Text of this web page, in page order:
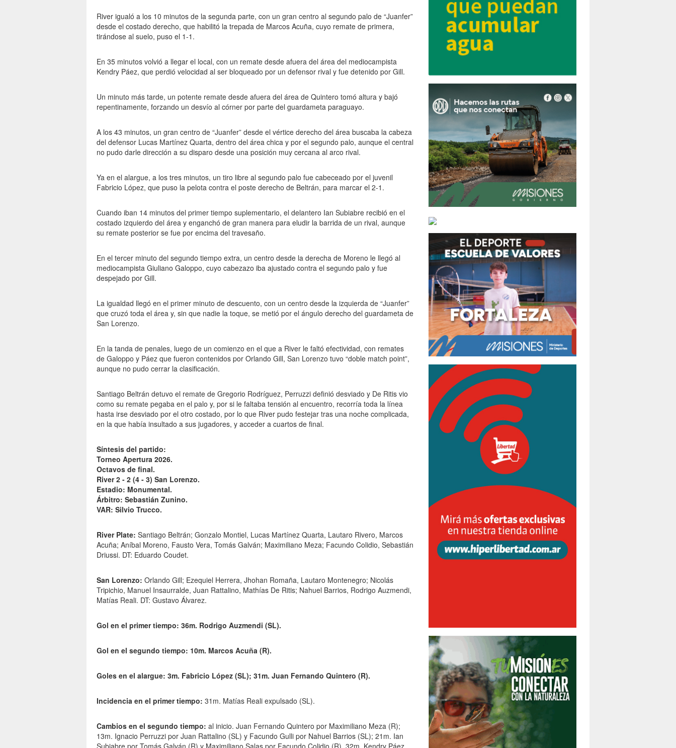
River igualó a los 10 minutos de la segunda parte, con un gran centro al segundo palo de “Juanfer”
desde el costado derecho, que habilitó la trepada de Marcos Acuña, cuyo remate de primera,
tirándose al suelo, puso el 1-1.
En 35 minutos volvió a llegar el local, con un remate desde afuera del área del mediocampista
Kendry Páez, que perdió velocidad al ser bloqueado por un defensor rival y fue detenido por Gill.
Un minuto más tarde, un potente remate desde afuera del área de Quintero tomó altura y bajó
repentinamente, forzando un desvío al córner por parte del guardameta paraguayo.
A los 43 minutos, un gran centro de “Juanfer” desde el vértice derecho del área buscaba la cabeza
del defensor Lucas Martínez Quarta, dentro del área chica y por el segundo palo, aunque el central
no pudo darle dirección a su disparo desde una posición muy cercana al arco rival.
Ya en el alargue, a los tres minutos, un tiro libre al segundo palo fue cabeceado por el juvenil
Fabricio López, que puso la pelota contra el poste derecho de Beltrán, para marcar el 2-1.
Cuando iban 14 minutos del primer tiempo suplementario, el delantero Ian Subiabre recibió en el
costado izquierdo del área y enganchó de gran manera para eludir la barrida de un rival, aunque
su remate posterior se fue por encima del travesaño.
En el tercer minuto del segundo tiempo extra, un centro desde la derecha de Moreno le llegó al
mediocampista Giuliano Galoppo, cuyo cabezazo iba ajustado contra el segundo palo y fue
despejado por Gill.
La igualdad llegó en el primer minuto de descuento, con un centro desde la izquierda de “Juanfer”
que cruzó toda el área y, sin que nadie la toque, se metió por el ángulo derecho del guardameta de
San Lorenzo.
En la tanda de penales, luego de un comienzo en el que a River le faltó efectividad, con remates
de Galoppo y Páez que fueron contenidos por Orlando Gill, San Lorenzo tuvo “doble match point”,
aunque no pudo cerrar la clasificación.
Santiago Beltrán detuvo el remate de Gregorio Rodríguez, Perruzzi definió desviado y De Ritis vio
como su remate pegaba en el palo y, por si le faltaba tensión al encuentro, recorría toda la línea
hasta irse desviado por el otro costado, por lo que River pudo festejar tras una noche complicada,
en la que había insultado a sus jugadores, y acceder a cuartos de final.
Síntesis del partido:
Torneo Apertura 2026.
Octavos de final.
River 2 - 2 (4 - 3) San Lorenzo.
Estadio: Monumental.
Árbitro: Sebastián Zunino.
VAR: Silvio Trucco.
River Plate: Santiago Beltrán; Gonzalo Montiel, Lucas Martínez Quarta, Lautaro Rivero, Marcos
Acuña; Aníbal Moreno, Fausto Vera, Tomás Galván; Maximiliano Meza; Facundo Colidio, Sebastián
Driussi. DT: Eduardo Coudet.
San Lorenzo: Orlando Gill; Ezequiel Herrera, Jhohan Romaña, Lautaro Montenegro; Nicolás
Tripichio, Manuel Insaurralde, Juan Rattalino, Mathías De Ritis; Nahuel Barrios, Rodrigo Auzmendi,
Matías Reali. DT: Gustavo Álvarez.
Gol en el primer tiempo: 36m. Rodrigo Auzmendi (SL).
Gol en el segundo tiempo: 10m. Marcos Acuña (R).
Goles en el alargue: 3m. Fabricio López (SL); 31m. Juan Fernando Quintero (R).
Incidencia en el primer tiempo: 31m. Matías Reali expulsado (SL).
Cambios en el segundo tiempo: al inicio. Juan Fernando Quintero por Maximiliano Meza (R);
13m. Ignacio Perruzzi por Juan Rattalino (SL) y Facundo Gulli por Nahuel Barrios (SL); 21m. Ian
Subiabre por Tomás Galván (R) y Maximiliano Salas por Facundo Colidio (R), 32m. Kendry Páez